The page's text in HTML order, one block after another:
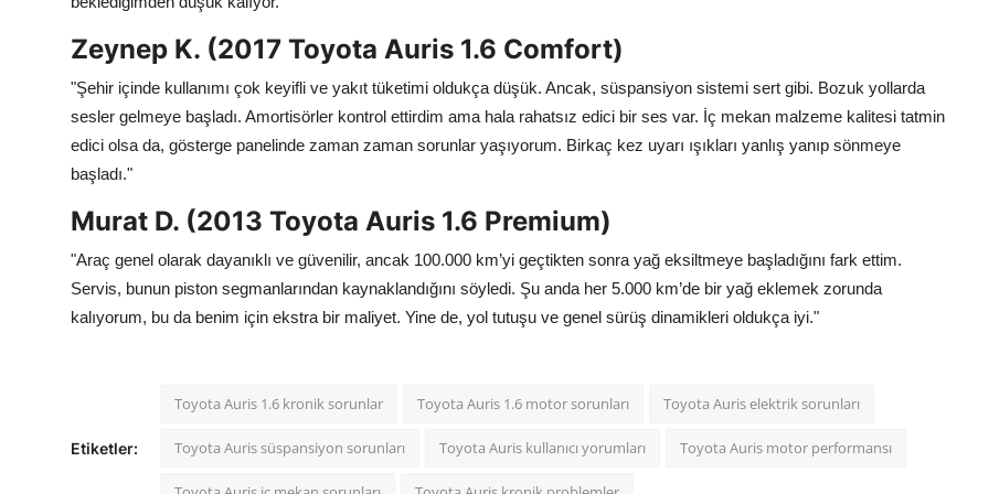
Zeynep K. (2017 Toyota Auris 1.6 Comfort)
"Şehir içinde kullanımı çok keyifli ve yakıt tüketimi oldukça düşük. Ancak, süspansiyon sistemi sert gibi. Bozuk yollarda
sesler gelmeye başladı. Amortisörler kontrol ettirdim ama hala rahatsız edici bir ses var. İç mekan malzeme kalitesi tatmin
edici olsa da, gösterge panelinde zaman zaman sorunlar yaşıyorum. Birkaç kez uyarı ışıkları yanlış yanıp sönmeye
başladı."
Murat D. (2013 Toyota Auris 1.6 Premium)
"Araç genel olarak dayanıklı ve güvenilir, ancak 100.000 km’yi geçtikten sonra yağ eksiltmeye başladığını fark ettim.
Servis, bunun piston segmanlarından kaynaklandığını söyledi. Şu anda her 5.000 km’de bir yağ eklemek zorunda
kalıyorum, bu da benim için ekstra bir maliyet. Yine de, yol tutuşu ve genel sürüş dinamikleri oldukça iyi."
Etiketler:
Toyota Auris 1.6 kronik sorunlar Toyota Auris 1.6 motor sorunları Toyota Auris elektrik sorunları
Toyota Auris süspansiyon sorunları Toyota Auris kullanıcı yorumları Toyota Auris motor performansı